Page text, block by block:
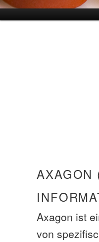
AXAGON
Axagon ist
von